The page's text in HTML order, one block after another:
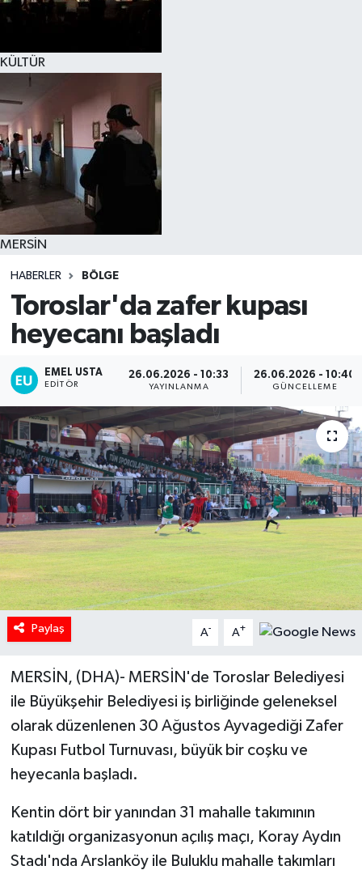
KÜLTÜR
MERSİN
HABERLER BÖLGE
Toroslar'da zafer kupası
heyecanı başladı
EMEL USTA
EDITÖR
26.06.2026 - 10:33
YAYINLANMA
26.06.2026 - 10:40
GÜNCELLEME
Paylaş A- A+
MERSİN, (DHA)- MERSİN'de Toroslar Belediyesi
ile Büyükşehir Belediyesi iş birliğinde geleneksel
olarak düzenlenen 30 Ağustos Ayvagediği Zafer
Kupası Futbol Turnuvası, büyük bir coşku ve
heyecanla başladı.
Kentin dört bir yanından 31 mahalle takımının
katıldığı organizasyonun açılış maçı, Koray Aydın
Stadı'nda Arslanköy ile Buluklu mahalle takımları